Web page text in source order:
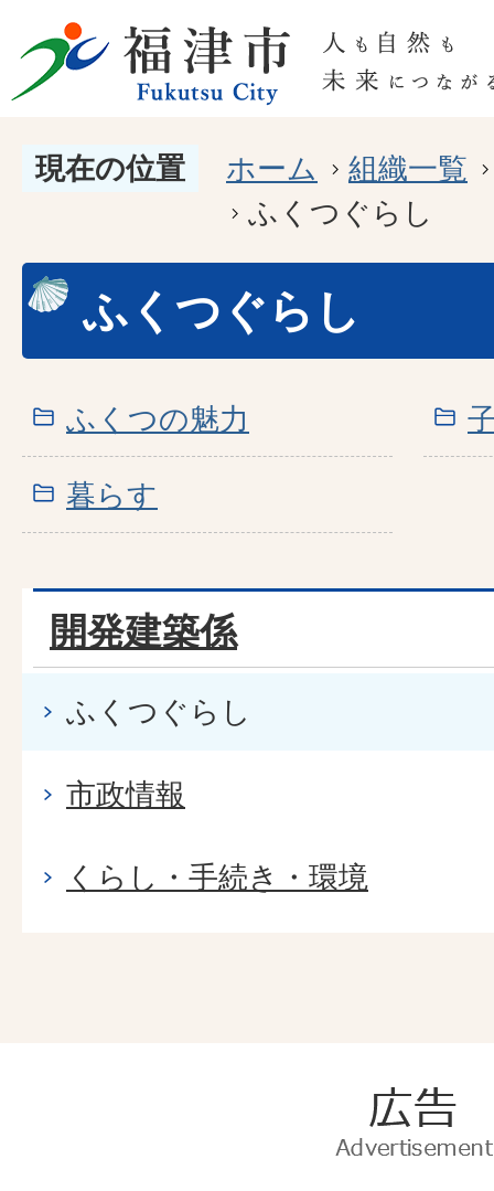
現在の位置 ホーム
組織一覧
ふくつぐらし
ふくつぐらし
ふくつの魅力
暮らす
開発建築係
ふくつぐらし
市政情報
くらし・手続き・環境
告